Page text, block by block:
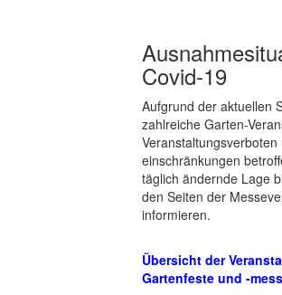
Covid-19
Aufgrund der aktuellen
zahlreiche Garten-
Veranstaltungsverboten
einschränkungen
täglich ändernde Lage
den Seiten der
informieren.
Übersicht der
Gartenfeste und -